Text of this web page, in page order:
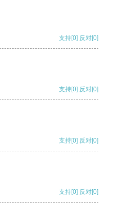
支持[0] 反对[0]
支持[0] 反对[0]
支持[0] 反对[0]
支持[0] 反对[0]